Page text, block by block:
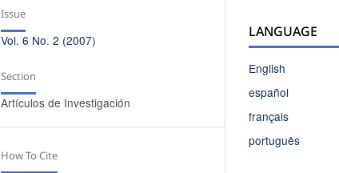
Issue
Vol. 6 No. 2 (2007)
Section
Artículos de Investigación
How To Cite
LANGUAGE
English
español
français
português